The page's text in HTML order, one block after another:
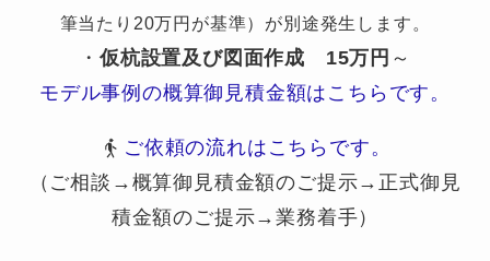
筆当たり20万円が基準）が別途発生します。
・ 仮杭設置及び図面作成 15万円 ～
モデル事例の概算御見積金額はこちらです。
ご依頼の流れはこちらです。
（ご相談→概算御見積金額のご提示→正式御見
積金額のご提示→業務着手）